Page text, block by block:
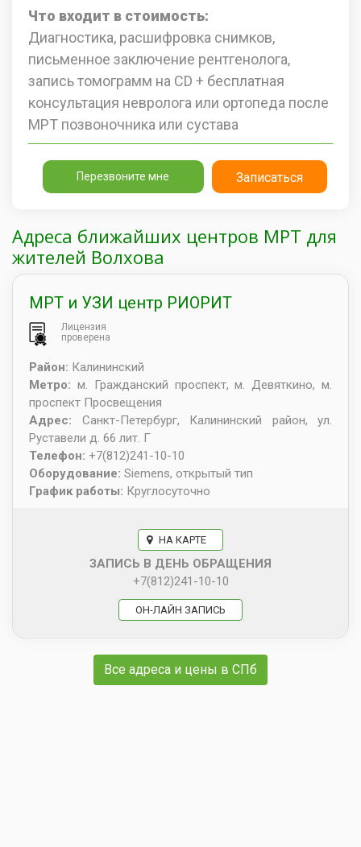
Что входит в стоимость:
Диагностика, расшифровка снимков,
письменное заключение рентгенолога,
запись томограмм на CD + бесплатная
консультация невролога или ортопеда после
МРТ позвоночника или сустава
Перезвоните мне Записаться
Адреса ближайших центров МРТ для
жителей Волхова
МРТ и УЗИ центр РИОРИТ
Лицензия
проверена
Район: Калининский
Метро: м. Гражданский проспект, м. Девяткино, м.
проспект Просвещения
Адрес: Санкт-Петербург, Калининский район, ул.
Руставели д. 66 лит. Г
Телефон: +7(812)241-10-10
Оборудование: Siemens, открытый тип
График работы: Круглосуточно
НА КАРТЕ
ЗАПИСЬ В ДЕНЬ ОБРАЩЕНИЯ
+7(812)241-10-10
ОН-ЛАЙН ЗАПИСЬ
Все адреса и цены в СПб